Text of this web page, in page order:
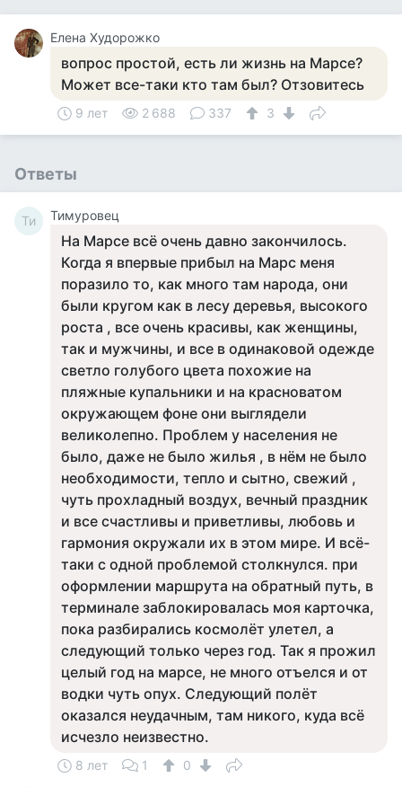
Елена Худорожко
вопрос простой, есть ли жизнь на Марсе?
Может все-таки кто там был? Отзовитесь
9 лет 2 688 337 3
Ответы
Ти Тимуровец
На Марсе всё очень давно закончилось.
Когда я впервые прибыл на Марс меня
поразило то, как много там народа, они
были кругом как в лесу деревья, высокого
роста , все очень красивы, как женщины,
так и мужчины, и все в одинаковой одежде
светло голубого цвета похожие на
пляжные купальники и на красноватом
окружающем фоне они выглядели
великолепно. Проблем у населения не
было, даже не было жилья , в нём не было
необходимости, тепло и сытно, свежий ,
чуть прохладный воздух, вечный праздник
и все счастливы и приветливы, любовь и
гармония окружали их в этом мире. И всё-
таки с одной проблемой столкнулся. при
оформлении маршрута на обратный путь, в
терминале заблокировалась моя карточка,
пока разбирались космолёт улетел, а
следующий только через год. Так я прожил
целый год на марсе, не много отъелся и от
водки чуть опух. Следующий полёт
оказался неудачным, там никого, куда всё
исчезло неизвестно.
8 лет 1
0